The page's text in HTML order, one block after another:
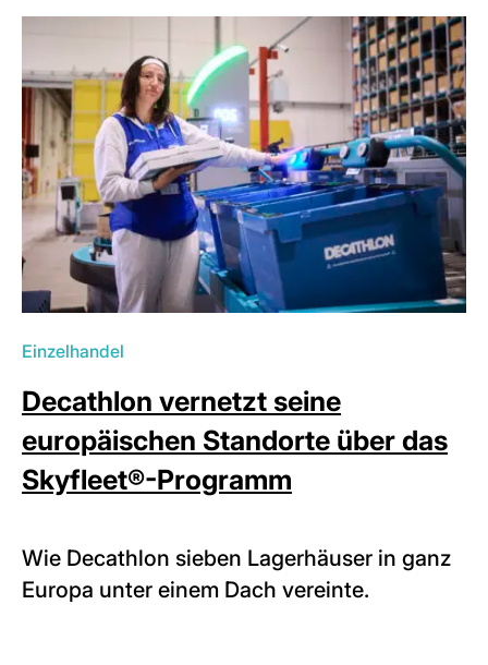
Einzelhandel
Decathlon vernetzt seine
europäischen Standorte über das
Skyfleet®-Programm
Wie Decathlon sieben Lagerhäuser in ganz
Europa unter einem Dach vereinte.